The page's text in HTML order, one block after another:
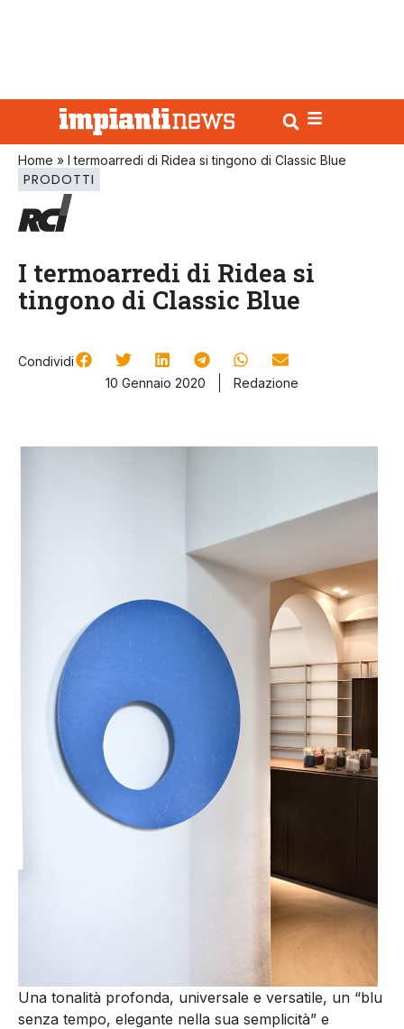
Home » I termoarredi di Ridea si tingono di Classic Blue
PRODOTTI
I termoarredi di Ridea si
tingono di Classic Blue
Condividi
10 Gennaio 2020
Redazione
Una tonalità profonda, universale e versatile, un “blu
senza tempo, elegante nella sua semplicità” e